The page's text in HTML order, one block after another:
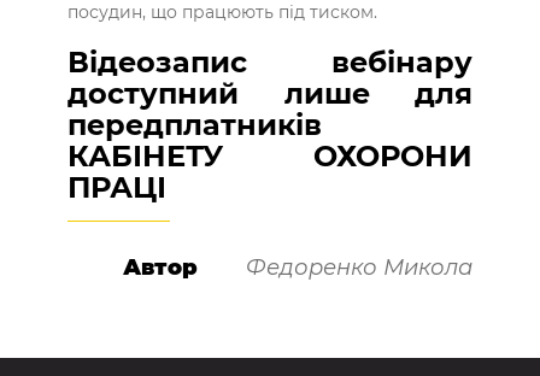
посудин, що працюють під тиском.
Відеозапис вебінару
доступний лише для
передплатників
КАБІНЕТУ ОХОРОНИ
ПРАЦІ
Автор Федоренко Микола